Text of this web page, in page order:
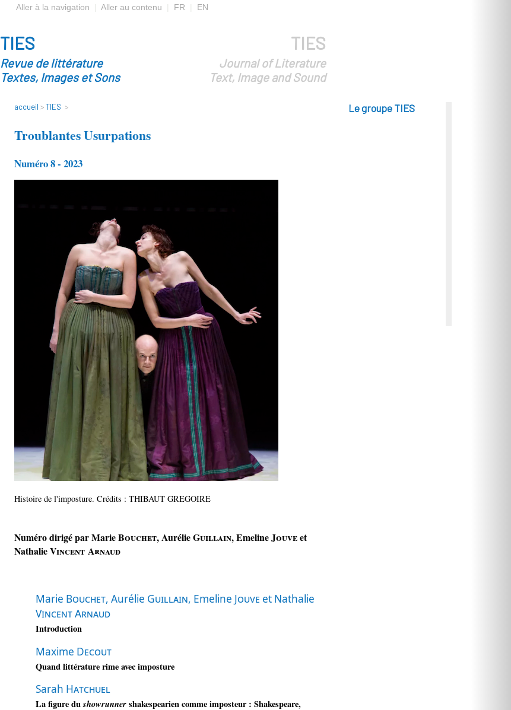
Aller à la navigation Aller au contenu FR EN
TIES
Revue de littérature
Textes, Images et Sons
TIES
Journal of Literature
Text, Image and Sound
accueil >TIES >
Troublantes Usurpations
Numéro 8 - 2023
Histoire de l'imposture. Crédits : THIBAUT GREGOIRE
Numéro dirigé par MarieBouchet, AurélieGuillain, EmelineJouveet
NathalieVincent Arnaud
Marie Bouchet, Aurélie Guillain, Emeline Jouve et Nathalie
Vincent Arnaud
Introduction
Maxime Decout
Quand littérature rime avec imposture
Sarah Hatchuel
La figure dushowrunnershakespearien comme imposteur : Shakespeare,
Le groupe TIES